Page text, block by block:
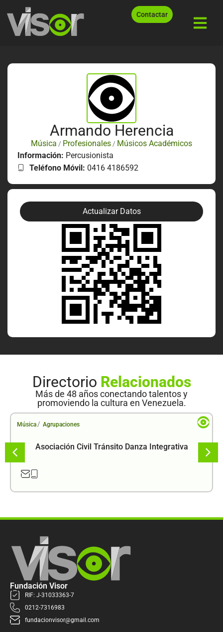
Contactar
Armando Herencia
Música / Profesionales / Músicos Académicos
Información: Percusionista
Teléfono Móvil: 0416 4186592
Actualizar Datos
Directorio Relacionados
Más de 48 años conectando talentos y
promoviendo la cultura en Venezuela.
Música / Agrupaciones
Asociación Civil Tránsito Danza Integrativa
Fundación Visor
RIF: J-31033363-7
0212-7316983
fundacionvisor@gmail.com